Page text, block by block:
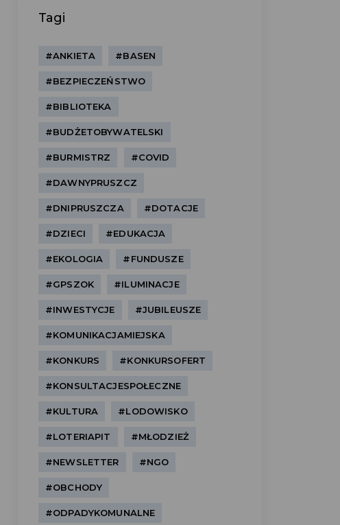
Tagi
#ANKIETA #BASEN
#BEZPIECZEŃSTWO
#BIBLIOTEKA
#BUDŻETOBYWATELSKI
#BURMISTRZ #COVID
#DAWNYPRUSZCZ
#DNIPRUSZCZA #DOTACJE
#DZIECI #EDUKACJA
#EKOLOGIA #FUNDUSZE
#GPSZOK #ILUMINACJE
#INWESTYCJE #JUBILEUSZE
#KOMUNIKACJAMIEJSKA
#KONKURS #KONKURSOFERT
#KONSULTACJESPOŁECZNE
#KULTURA #LODOWISKO
#LOTERIAPIT #MŁODZIEŻ
#NEWSLETTER #NGO
#OBCHODY
#ODPADYKOMUNALNE